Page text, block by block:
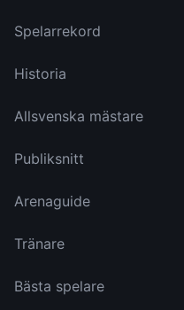
Spelarrekord
Historia
Allsvenska mästare
Publiksnitt
Arenaguide
Tränare
Bästa spelare